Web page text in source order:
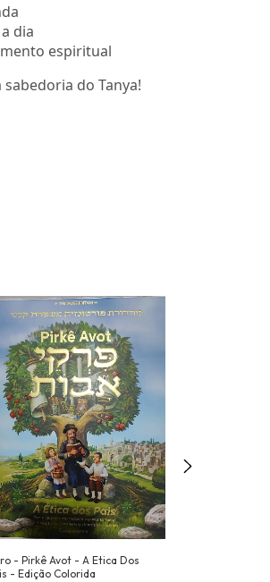
dia
espiritual
do Tanya!
- Pirkê Avot - A Etica Dos
- Edição Colorida